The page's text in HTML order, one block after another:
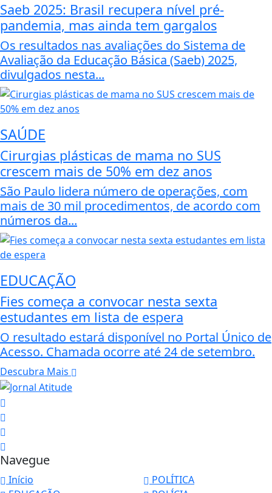
Saeb 2025: Brasil recupera nível pré-
pandemia, mas ainda tem gargalos
Os resultados nas avaliações do Sistema de
Avaliação da Educação Básica (Saeb) 2025,
divulgados nesta...
SAÚDE
Cirurgias plásticas de mama no SUS
crescem mais de 50% em dez anos
São Paulo lidera número de operações, com
mais de 30 mil procedimentos, de acordo com
números da...
EDUCAÇÃO
Fies começa a convocar nesta sexta
estudantes em lista de espera
O resultado estará disponível no Portal Único de
Acesso. Chamada ocorre até 24 de setembro.
Descubra Mais
Navegue
Início
POLÍTICA